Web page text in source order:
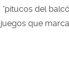
del
que